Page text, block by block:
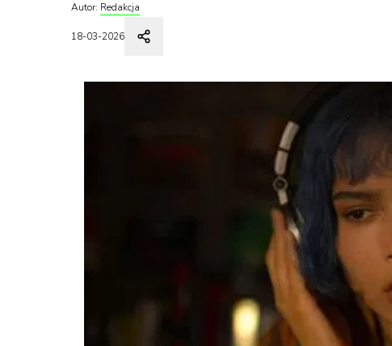
Autor: Redakcja
18-03-2026